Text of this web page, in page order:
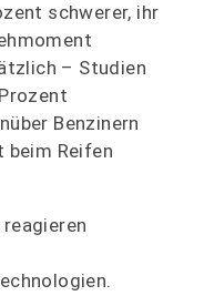
schwerer, ihr
– Studien
Benzinern
beim Reifen